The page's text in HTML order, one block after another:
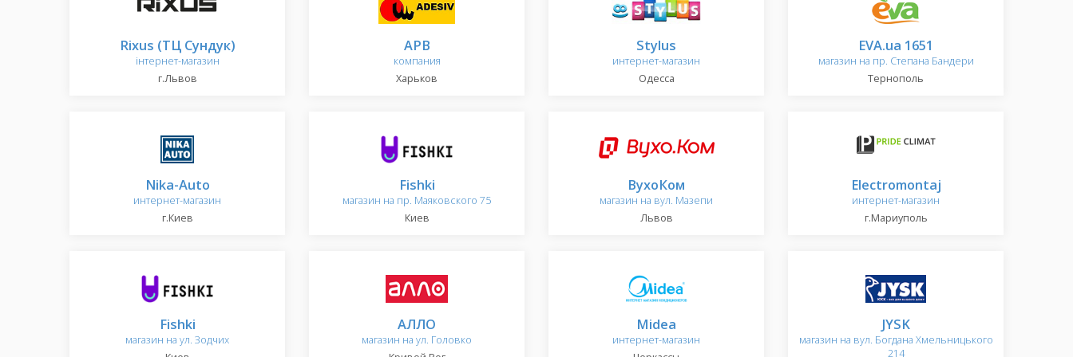
Rixus (ТЦ Сундук)
інтернет-магазин
г.Львов
АРВ
компания
Харьков
Stylus
интернет-магазин
Одесса
EVA.ua 1651
магазин на пр. Степана Бандери
Тернополь
Nika-Auto
интернет-магазин
г.Киев
Fishki
магазин на пр. Маяковского 75
Киев
ВухоКом
магазин на вул. Мазепи
Львов
Electromontaj
интернет-магазин
г.Мариуполь
Fishki
магазин на ул. Зодчих
АЛЛО
магазин на ул. Головко
Midea
интернет-магазин
JYSK
магазин на вул. Богдана Хмельницького
214